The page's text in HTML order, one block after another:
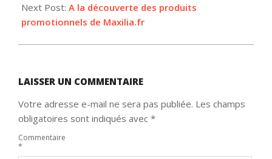
Next Post: A la découverte des produits
promotionnels de Maxilia.fr
LAISSER UN COMMENTAIRE
Votre adresse e-mail ne sera pas publiée. Les champs
obligatoires sont indiqués avec *
Commentaire
*